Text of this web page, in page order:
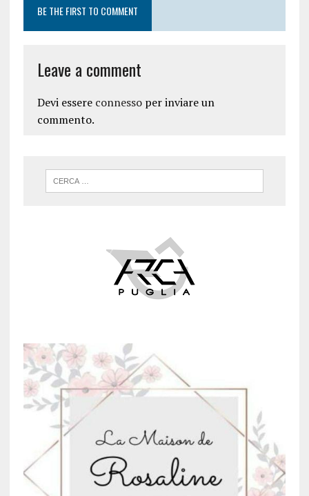
BE THE FIRST TO COMMENT
Leave a comment
Devi essere connessoper inviare un
commento.